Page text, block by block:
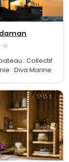
: Collectif
: Diva Marine